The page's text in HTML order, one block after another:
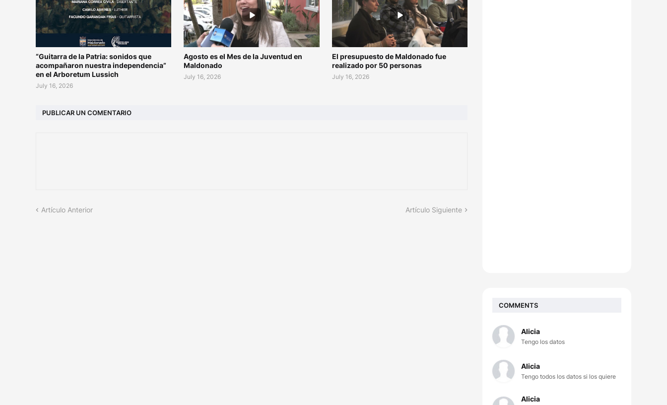
“Guitarra de la Patria: sonidos que
acompañaron nuestra independencia”
en el Arboretum Lussich
July 16, 2026
Agosto es el Mes de la Juventud en
Maldonado
July 16, 2026
El presupuesto de Maldonado fue
realizado por 50 personas
July 16, 2026
PUBLICAR UN COMENTARIO
Artículo Anterior Artículo Siguiente
COMMENTS
Alicia
Tengo los datos
Alicia
Tengo todos los datos si los quiere
Alicia